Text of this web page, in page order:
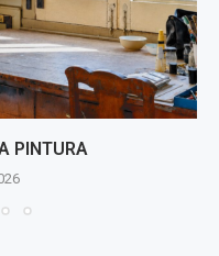
PINTURA